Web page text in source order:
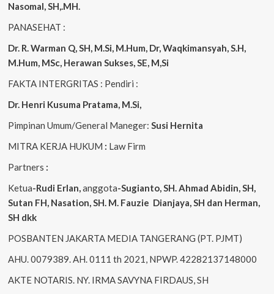
Nasomal, SH,.MH.
PANASEHAT :
Dr. R. Warman Q, SH, M.Si, M.Hum Dr, Waqkimansyah, S.H,
M.Hum, MSc, Herawan Sukses, SE, M,Si
FAKTA INTERGRITAS : Pendiri :
Dr. Henri Kusuma Pratama, M.Si
Pimpinan Umum/General Maneger: Susi Hernita
MITRA KERJA HUKUM : Law Firm
Partners :
Ketua-Rudi Erlan anggota-Sugianto, SH. Ahmad Abidin , SH,
Sutan FH, Nasation , SH. M. Fauzie Dianjaya , SH dan Herman,
SH dkk
POSBANTEN JAKARTA MEDIA TANGERANG (PT. PJMT)
AHU. 0079389. AH. 0111 th 2021, NPWP. 42282137148000
AKTE NOTARIS. NY. IRMA SAVYNA FIRDAUS, SH